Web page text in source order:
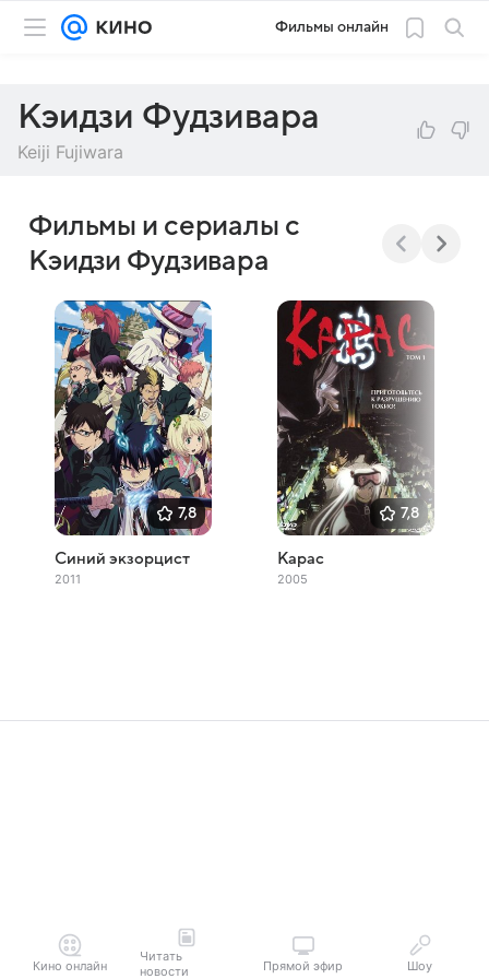
Фильмы онлайн
Кэидзи Фудзивара
Keiji Fujiwara
Фильмы и сериалы с
Кэидзи Фудзивара
7,8
Синий экзорцист
2011
7,8
Карас
2005
Кино онлайн
Читать
новости
Прямой эфир Шоу